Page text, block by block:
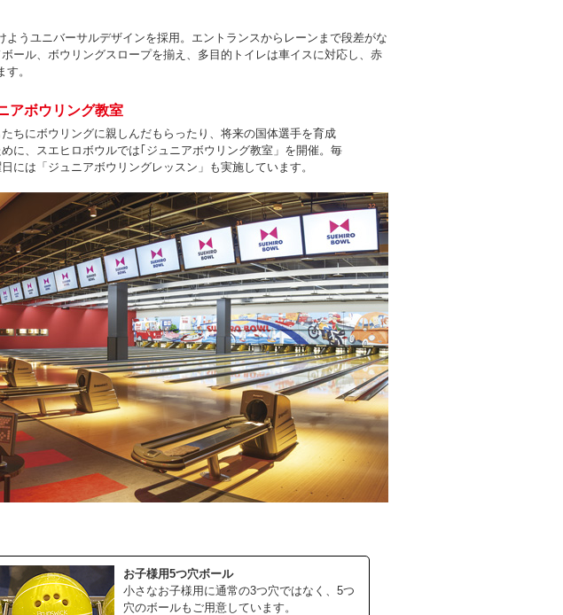
うユニバーサルデザインを採用。エントランスからレーンまで段差がな
ール、ボウリングスロープを揃え、多目的トイレは車イスに対応し、赤
。
アボウリング教室
ちにボウリングに親しんだもらったり、将来の国体選手を育成
に、スエヒロボウルでは｢ジュニアボウリング教室」を開催。毎
には「ジュニアボウリングレッスン」も実施しています。
お子様用5つ穴ボール
小さなお子様用に通常の3つ穴ではなく、5つ
穴のボールもご用意しています。